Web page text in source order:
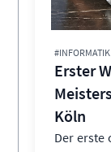
Erster
Köln
Der erste